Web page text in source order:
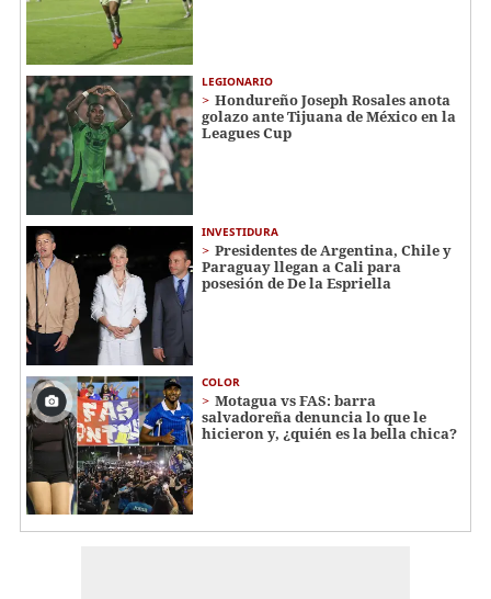
LEGIONARIO
Hondureño Joseph Rosales anota
golazo ante Tijuana de México en la
Leagues Cup
INVESTIDURA
Presidentes de Argentina, Chile y
Paraguay llegan a Cali para
posesión de De la Espriella
COLOR
Motagua vs FAS: barra
salvadoreña denuncia lo que le
hicieron y, ¿quién es la bella chica?